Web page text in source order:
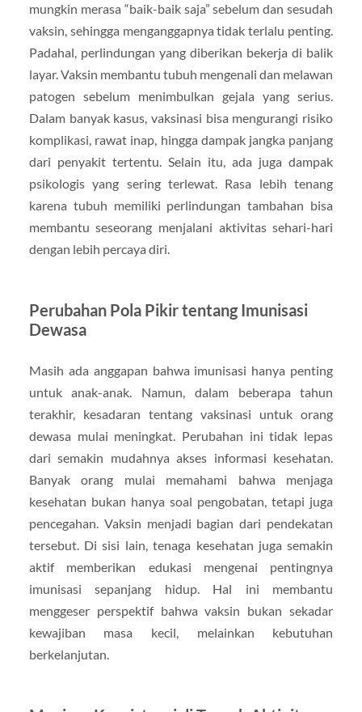
mungkin merasa “baik-baik saja” sebelum dan sesudah
vaksin, sehingga menganggapnya tidak terlalu penting.
Padahal, perlindungan yang diberikan bekerja di balik
layar. Vaksin membantu tubuh mengenali dan melawan
patogen sebelum menimbulkan gejala yang serius.
Dalam banyak kasus, vaksinasi bisa mengurangi risiko
komplikasi, rawat inap, hingga dampak jangka panjang
dari penyakit tertentu. Selain itu, ada juga dampak
psikologis yang sering terlewat. Rasa lebih tenang
karena tubuh memiliki perlindungan tambahan bisa
membantu seseorang menjalani aktivitas sehari-hari
dengan lebih percaya diri.
Perubahan Pola Pikir tentang Imunisasi
Dewasa
Masih ada anggapan bahwa imunisasi hanya penting
untuk anak-anak. Namun, dalam beberapa tahun
terakhir, kesadaran tentang vaksinasi untuk orang
dewasa mulai meningkat. Perubahan ini tidak lepas
dari semakin mudahnya akses informasi kesehatan.
Banyak orang mulai memahami bahwa menjaga
kesehatan bukan hanya soal pengobatan, tetapi juga
pencegahan. Vaksin menjadi bagian dari pendekatan
tersebut. Di sisi lain, tenaga kesehatan juga semakin
aktif memberikan edukasi mengenai pentingnya
imunisasi sepanjang hidup. Hal ini membantu
menggeser perspektif bahwa vaksin bukan sekadar
kewajiban masa kecil, melainkan kebutuhan
berkelanjutan.